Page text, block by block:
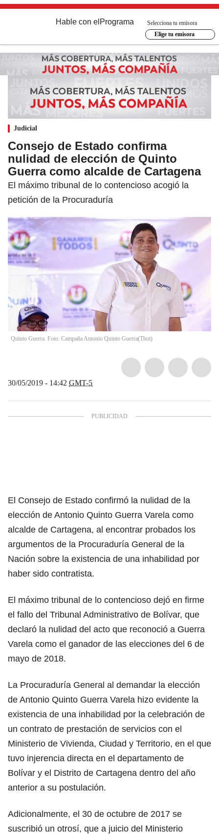
Hable con el Programa
Selecciona tu emisora
Elige tu emisora
Judicial
Consejo de Estado confirma
nulidad de elección de Quinto
Guerra como alcalde de Cartagena
El máximo tribunal de lo contencioso acogió la
petición de la Procuraduría
Quinto Guerra. Foto: Campaña Antonio Quinto Guerra(Thot)
30/05/2019 - 14:42 GMT-5
El Consejo de Estado confirmó la nulidad de la
elección de Antonio Quinto Guerra Varela como
alcalde de Cartagena, al encontrar probados los
argumentos de la Procuraduría General de la
Nación sobre la existencia de una inhabilidad por
haber sido contratista.
El máximo tribunal de lo contencioso dejó en firme
el fallo del Tribunal Administrativo de Bolívar, que
declaró la nulidad del acto que reconoció a Guerra
Varela como el ganador de las elecciones del 6 de
mayo de 2018.
La Procuraduría General al demandar la elección
de Antonio Quinto Guerra Varela hizo evidente la
existencia de una inhabilidad por la celebración de
un contrato de prestación de servicios con el
Ministerio de Vivienda, Ciudad y Territorio, en el que
tuvo injerencia directa en el departamento de
Bolívar y el Distrito de Cartagena dentro del año
anterior a su postulación.
Adicionalmente, el 30 de octubre de 2017 se
suscribió un otrosí, que a juicio del Ministerio